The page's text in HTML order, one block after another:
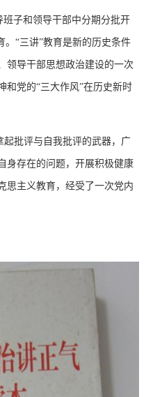
班子和领导干部中分期分批开
。“三讲”教育是新的历史条件
领导干部思想政治建设的一次
和党的“三大作风”在历史新时
批评与自我批评的武器，广
身存在的问题，开展积极健康
思主义教育，经受了一次党内